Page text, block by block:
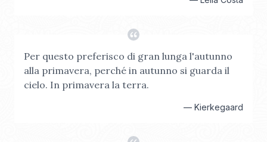
Per questo preferisco di gran lunga l'autunno
alla primavera, perché in autunno si guarda il
cielo. In primavera la terra.
— Kierkegaard